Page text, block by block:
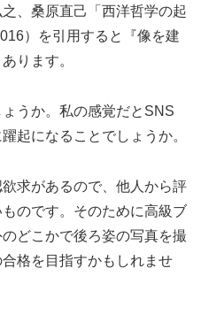
、桑原直己「西洋哲学の起
）を引用すると『像を建
ります。
うか。私の感覚だとSNS
起になることでしょうか。
求があるので、他人から評
のです。そのために高級ブ
どこかで後ろ姿の写真を撮
格を目指すかもしれませ